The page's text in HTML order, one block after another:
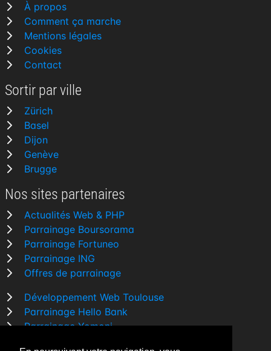
À propos
Comment ça marche
Mentions légales
Cookies
Contact
Sortir par ville
Zürich
Basel
Dijon
Genève
Brugge
Nos sites partenaires
Actualités Web & PHP
Parrainage Boursorama
Parrainage Fortuneo
Parrainage ING
Offres de parrainage
Développement Web Toulouse
Parrainage Hello Bank
Parrainage Yomoni